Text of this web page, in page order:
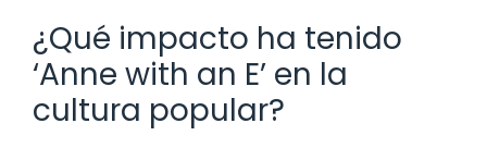
¿Qué impacto ha tenido
‘Anne with an E’ en la
cultura popular?